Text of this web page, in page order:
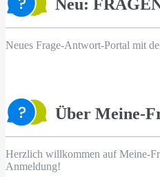
Neu:
Neues Frage-Antwort-Portal mit
Über Meine-
Herzlich willkommen auf Meine-
Anmeldung!